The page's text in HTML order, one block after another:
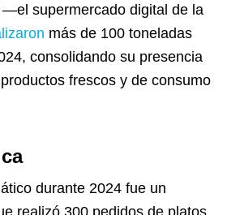
—el supermercado digital de la
más de 100 toneladas
consolidando su presencia
frescos y de consumo
durante 2024 fue un
realizó 300 pedidos de platos